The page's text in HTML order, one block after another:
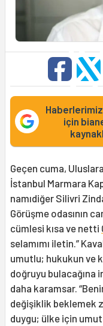
için
Geçen cuma,
İstanbul Marmara
namıdiğer Silivri
Görüşme odasının
cümlesi kısa ve netti
selamımı iletin.”
umutlu; hukukun ve
doğruyu bulacağına
daha karamsar.
değişiklik beklemek
duygu; ülke için